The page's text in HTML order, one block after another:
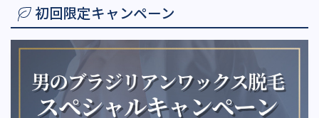
初回限定キャンペーン